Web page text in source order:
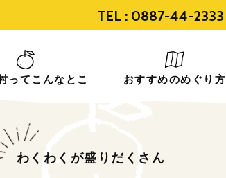
TEL : 0887-44-2333
ってこんなとこ おすすめのめぐり方
わくわくが盛りだくさん